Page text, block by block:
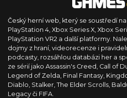
Český herní web, který se soustředí
PlayStation 4, Xbox Series X, Xbox
PlayStation VR2 a další platformy.
dojmy z hraní, videorecenze i
podcasty, rozsáhlou databázi her a
ze sérií jako Assassin's Creed, Call of
Legend of Zelda, Final Fantasy,
Diablo, Stalker, The Elder Scrolls,
Legacy či FIFA.